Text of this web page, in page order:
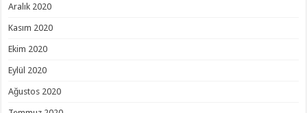
Aralık 2020
Kasım 2020
Ekim 2020
Eylül 2020
Ağustos 2020